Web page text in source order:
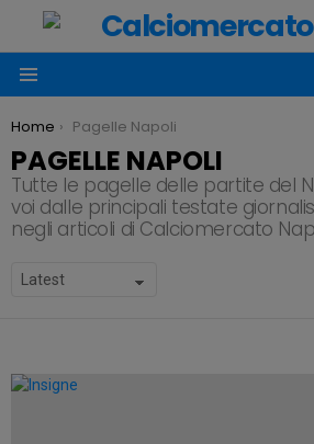
You are here:
Home Pagelle Napoli
PAGELLE NAPOLI
Tutte le pagelle delle partite del
voi dalle principali testate
negli articoli di Calciomercato